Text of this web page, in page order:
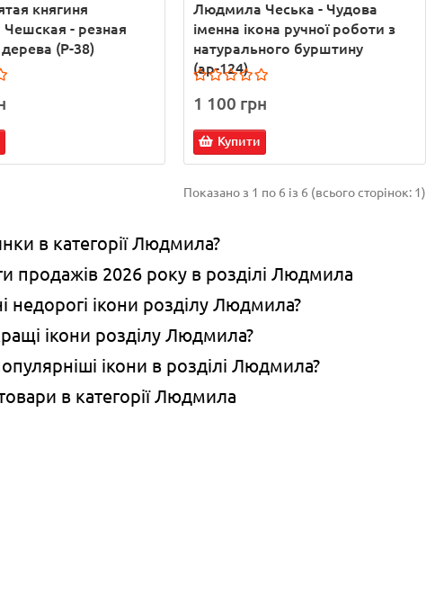
княгиня
- резная
(Р-38)
Людмила Чеська - Чудова
іменна ікона ручної роботи з
натурального бурштину
(ар-124)
1 100 грн
Купити
Показано з 1 по 6 із 6 (всього сторінок: 1)
в категорії Людмила?
продажів 2026 року в розділі Людмила
недорогі ікони розділу Людмила?
ікони розділу Людмила?
ікони в розділі Людмила?
в категорії Людмила